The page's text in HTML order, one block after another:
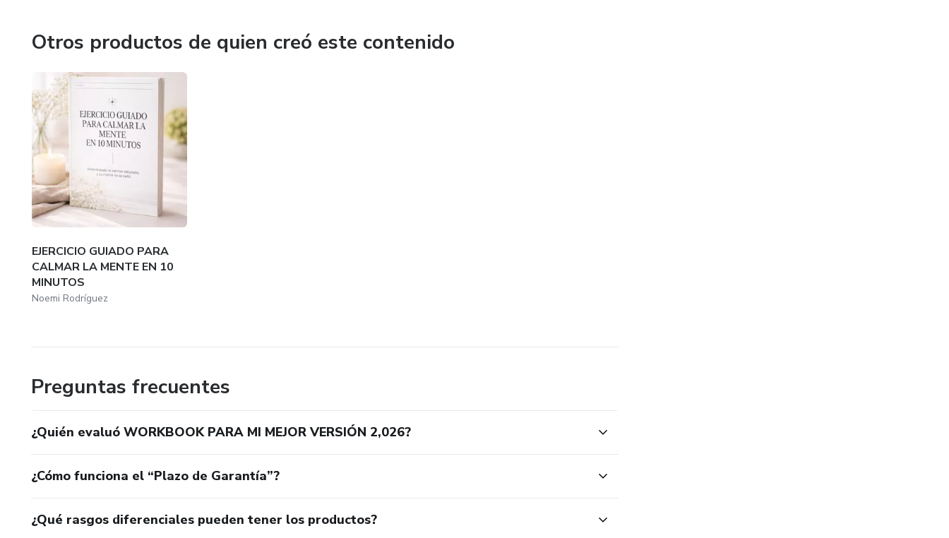
Otros productos de quien creó este contenido
EJERCICIO GUIADO PARA
CALMAR LA MENTE EN 10
MINUTOS
Noemi Rodríguez
Preguntas frecuentes
¿Quién evaluó WORKBOOK PARA MI MEJOR VERSIÓN 2,026?
¿Cómo funciona el “Plazo de Garantía”?
¿Qué rasgos diferenciales pueden tener los productos?